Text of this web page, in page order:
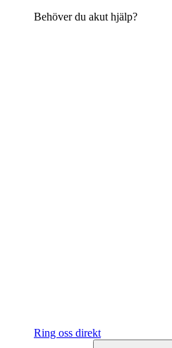
Behöver du akut hjälp?
Ring oss direkt